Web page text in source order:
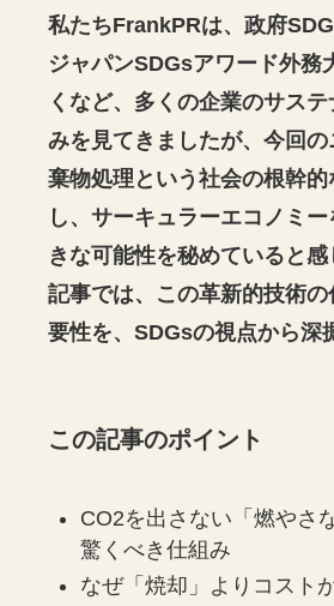
私たちFrankPRは、政府
ジャパンSDGsアワード外務
くなど、多くの企業のサス
みを見てきましたが、今回
棄物処理という社会の根幹
し、サーキュラーエコノミ
きな可能性を秘めていると
記事では、この革新的技術
要性を、SDGsの視点から深
この記事のポイント
CO2を出さない「燃やさ
驚くべき仕組み
なぜ「焼却」よりコスト